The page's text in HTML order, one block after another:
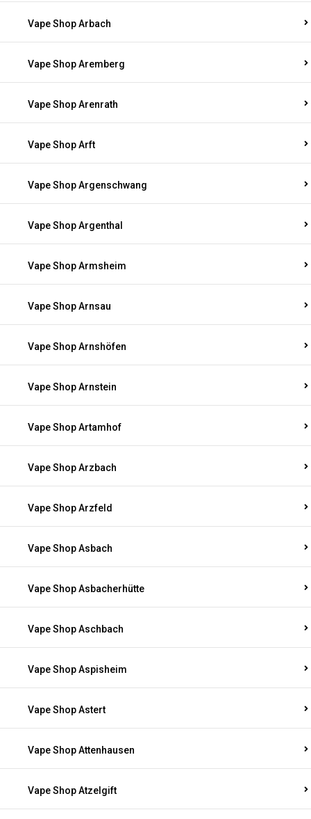
Vape Shop Arbach
Vape Shop Aremberg
Vape Shop Arenrath
Vape Shop Arft
Vape Shop Argenschwang
Vape Shop Argenthal
Vape Shop Armsheim
Vape Shop Arnsau
Vape Shop Arnshöfen
Vape Shop Arnstein
Vape Shop Artamhof
Vape Shop Arzbach
Vape Shop Arzfeld
Vape Shop Asbach
Vape Shop Asbacherhütte
Vape Shop Aschbach
Vape Shop Aspisheim
Vape Shop Astert
Vape Shop Attenhausen
Vape Shop Atzelgift